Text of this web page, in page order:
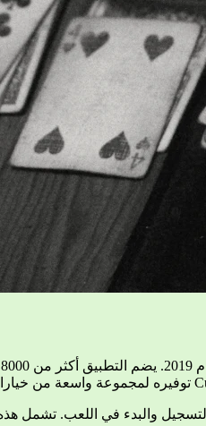
والبدء في اللعب. تشمل